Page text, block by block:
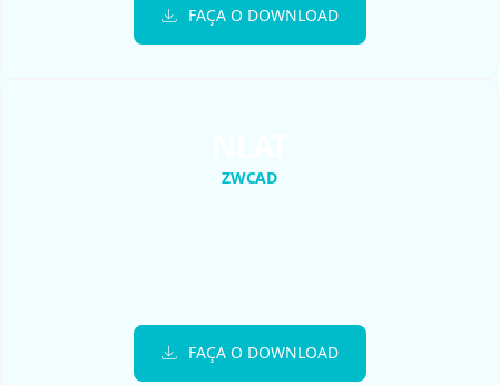
FAÇA O DOWNLOAD
ZWCAD
FAÇA O DOWNLOAD